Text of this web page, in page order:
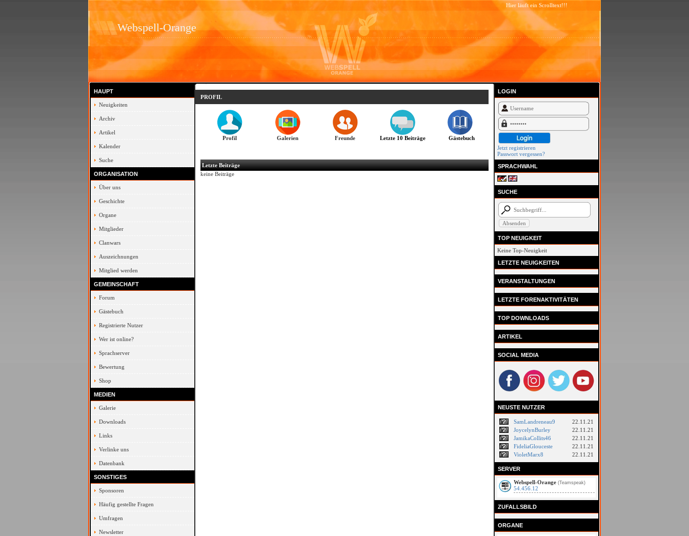
Hier läuft ein Scrolltext!!!
Webspell-Orange
HAUPT
Neuigkeiten
Archiv
Artikel
Kalender
Suche
ORGANISATION
Über uns
Geschichte
Organe
Mitglieder
Clanwars
Auszeichnungen
Mitglied werden
GEMEINSCHAFT
Forum
Gästebuch
Registrierte Nutzer
Wer ist online?
Sprachserver
Bewertung
Shop
MEDIEN
Galerie
Downloads
Links
Verlinke uns
Datenbank
SONSTIGES
Sponsoren
Häufig gestellte Fragen
Umfragen
Newsletter
PROFIL
Profil Galerien Freunde Letzte 10 Beiträge Gästebuch
Letzte Beiträge
keine Beiträge
LOGIN
Jetzt registrieren
Passwort vergessen?
SPRACHWAHL
SUCHE
TOP NEUIGKEIT
Keine Top-Neuigkeit
LETZTE NEUIGKEITEN
VERANSTALTUNGEN
LETZTE FORENAKTIVITÄTEN
TOP DOWNLOADS
ARTIKEL
SOCIAL MEDIA
NEUSTE NUTZER
SamLandreneau9
22.11.21
JoycelynBurley
22.11.21
JamikaCollits46
22.11.21
FideliaGlouceste
22.11.21
VioletMarx8
22.11.21
SERVER
Webspell-Orange (Teamspeak)
54.456.12
ZUFALLSBILD
ORGANE